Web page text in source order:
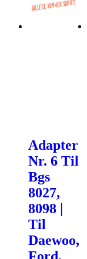
Adapter
Nr. 6 Til
Bgs
8027,
8098 |
Til
Daewoo,
Ford,